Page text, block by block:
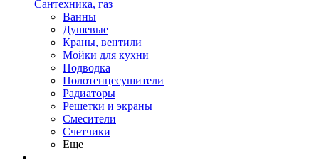
Сантехника, газ
Ванны
Душевые
Краны, вентили
Мойки для кухни
Подводка
Полотенцесушители
Радиаторы
Решетки и экраны
Смесители
Счетчики
Еще